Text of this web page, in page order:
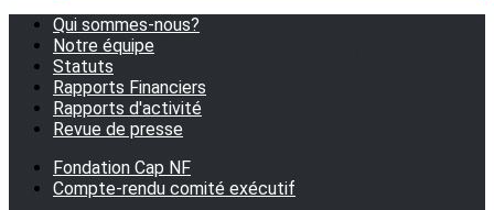
Qui sommes-nous?
Notre équipe
Statuts
Rapports Financiers
Rapports d'activité
Revue de presse
Fondation Cap NF
Compte-rendu comité exécutif